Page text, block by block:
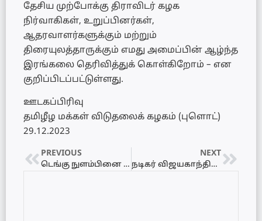
தேசிய முற்போக்கு திராவிடர் கழக
நிர்வாகிகள், உறுப்பினர்கள்,
ஆதரவாளர்களுக்கும் மற்றும்
திரையுலத்தாருக்கும் எமது அமைப்பின் ஆழ்ந்த
இரங்கலை தெரிவித்துக் கொள்கிறோம் – என
குறிப்பிடப்பட்டுள்ளது.
ஊடகப்பிரிவு
தமிழீழ மக்கள் விடுதலைக் கழகம் (புளொட்)
29.12.2023
PREVIOUS
டெங்கு நுளம்பினை விரட்டும் செயற்பாடு ஊடக அமையத்தினால் முன்னெடுப்பு
NEXT
நடிகர் விஜயகாந்தின் இறுதி ஊர்வலம் ஆரம்பம்..!